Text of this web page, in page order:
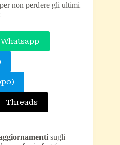
per non perdere gli ultimi
Whatsapp
Threads
sugli